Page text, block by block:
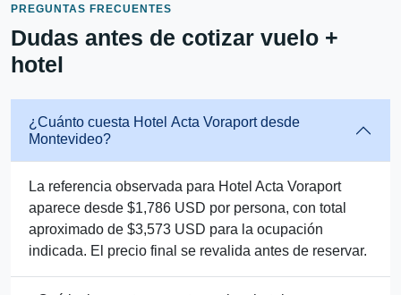
PREGUNTAS FRECUENTES
Dudas antes de cotizar vuelo +
hotel
¿Cuánto cuesta Hotel Acta Voraport desde
Montevideo?
La referencia observada para Hotel Acta Voraport
aparece desde $1,786 USD por persona, con total
aproximado de $3,573 USD para la ocupación
indicada. El precio final se revalida antes de reservar.